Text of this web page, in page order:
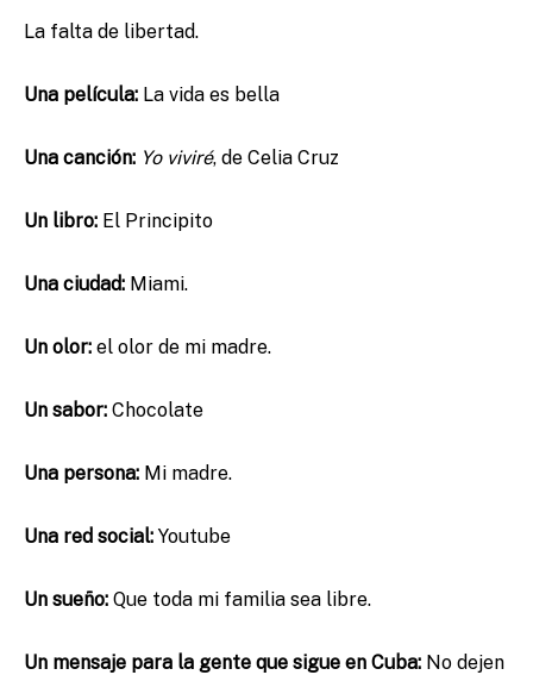
La falta de libertad.
Una película: La vida es bella
Una canción: Yo viviré, de Celia Cruz
Un libro: El Principito
Una ciudad: Miami.
Un olor: el olor de mi madre.
Un sabor: Chocolate
Una persona: Mi madre.
Una red social: Youtube
Un sueño: Que toda mi familia sea libre.
Un mensaje para la gente que sigue en Cuba: No dejen